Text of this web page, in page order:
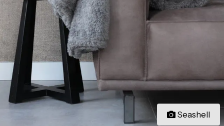
Seashell